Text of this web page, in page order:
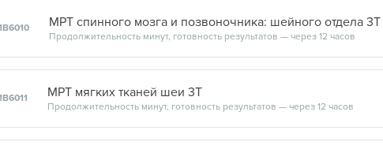
МРТ спинного мозга и позвоночника: шейного отдела 3Т
Продолжительность минут, готовность результатов — через 12 часов
МРТ мягких тканей шеи 3Т
Продолжительность минут, готовность результатов — через 12 часов